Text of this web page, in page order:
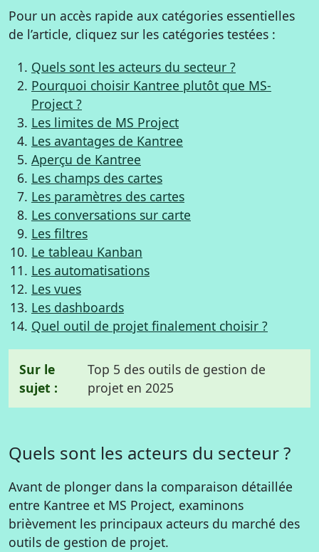
Pour un accès rapide aux catégories essentielles
de l’article, cliquez sur les catégories testées :
Quels sont les acteurs du secteur ?
Pourquoi choisir Kantree plutôt que MS-
Project ?
Les limites de MS Project
Les avantages de Kantree
Aperçu de Kantree
Les champs des cartes
Les paramètres des cartes
Les conversations sur carte
Les filtres
Le tableau Kanban
Les automatisations
Les vues
Les dashboards
Quel outil de projet finalement choisir ?
Sur le
sujet :
Top 5 des outils de gestion de
projet en 2025
Quels sont les acteurs du secteur ?
Avant de plonger dans la comparaison détaillée
entre Kantree et MS Project, examinons
brièvement les principaux acteurs du marché des
outils de gestion de projet.